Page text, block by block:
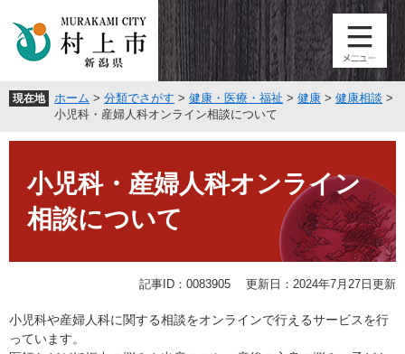
頭
す
飛
し
現在地 ホーム > 分類でさがす > 健康・医療・福祉 > 健康 > 健康相談 >
小児科・産婦人科オンライン相談について
小児科・産婦人科オンライン
相談について
記事ID：0083905 更新日：2024年7月27日更新
小児科や産婦人科に関する相談をオンラインで行えるサービスを行
っています。